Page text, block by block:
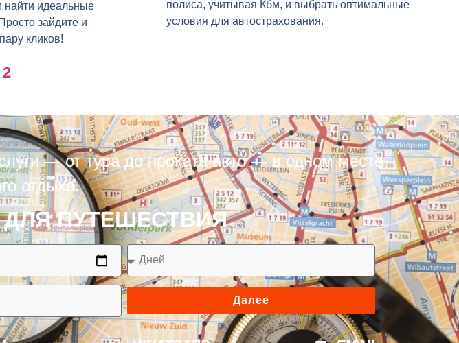
идеальные
зайдите и
кликов!
полиса, учитывая Кбм, и выбрать оптимальные
условия для автострахования.
2
— от тура до проката авто — в одном месте
отдыха.
ПУТЕШЕСТВИЯ
Далее